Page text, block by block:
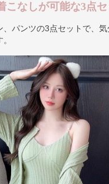
こなしが可能な3点セ
パンツの3点セットで、